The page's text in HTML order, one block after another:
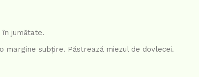
jumătate.
margine subțire. Păstrează miezul de dovlecei.